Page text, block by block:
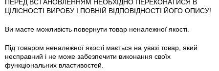
ПЕРЕД ВСТАНОВЛЕННЯМ НЕОБХІДНО ПЕРЕКОНАТИСЯ В
ЦІЛІСНОСТІ ВИРОБУ І ПОВНІЙ ВІДПОВІДНОСТІ ЙОГО ОПИСУ!
Ви маєте можливість повернути товар неналежної якості.
Під товаром неналежної якості мається на увазі товар, який
несправний і не може забезпечити виконання своїх
функціональних властивостей.